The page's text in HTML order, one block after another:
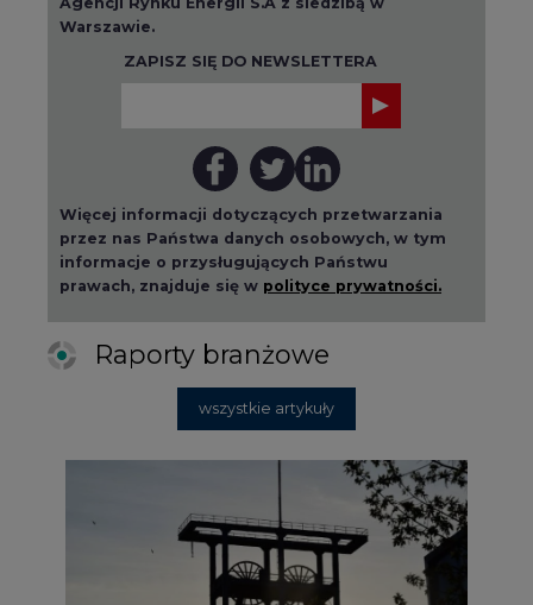
Warszawie.
ZAPISZ SIĘ DO NEWSLETTERA
Więcej informacji dotyczących przetwarzania
przez nas Państwa danych osobowych, w tym
informacje o przysługujących Państwu
prawach, znajduje się w polityce prywatności.
Raporty branżowe
wszystkie artykuły